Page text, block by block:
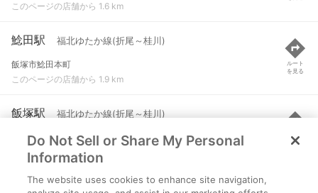
このページの店舗から 1.6 km
鯰田駅 福北ゆたか線(折尾～桂川)
飯塚市鯰田本町
このページの店舗から 1.9 km
ルート
を見る
飯塚駅 福北ゆたか線(折尾～桂川)
飯塚市菰田西１丁目
このページの店舗から 3.2 km
ルート
を見る
上三緒駅 JR後藤寺線
Do Not Sell or Share My Personal
Information
The website uses cookies to enhance site navigation,